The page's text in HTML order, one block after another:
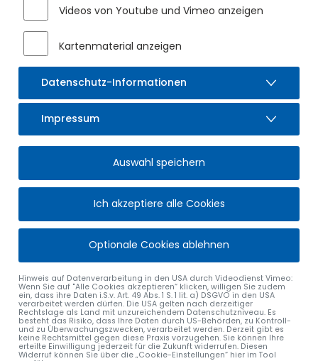
Videos von Youtube und Vimeo anzeigen
Kartenmaterial anzeigen
Datenschutz-Informationen
Impressum
Auswahl speichern
Ich akzeptiere alle Cookies
Optionale Cookies ablehnen
Hinweis auf Datenverarbeitung in den USA durch Videodienst Vimeo:
Wenn Sie auf "Alle Cookies akzeptieren“ klicken, willigen Sie zudem
ein, dass ihre Daten i.S.v. Art. 49 Abs. 1 S. 1 lit. a) DSGVO in den USA
verarbeitet werden dürfen. Die USA gelten nach derzeitiger
Rechtslage als Land mit unzureichendem Datenschutzniveau. Es
besteht das Risiko, dass Ihre Daten durch US-Behörden, zu Kontroll-
und zu Überwachungszwecken, verarbeitet werden. Derzeit gibt es
keine Rechtsmittel gegen diese Praxis vorzugehen. Sie können Ihre
erteilte Einwilligung jederzeit für die Zukunft widerrufen. Diesen
Widerruf können Sie über die „Cookie-Einstellungen“ hier im Tool